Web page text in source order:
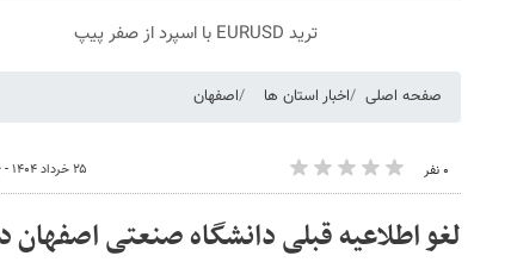
ترید EURUSD با اسپرد از صفر پیپ
صفحه اصلی اخبار استان ها اصفهان
۰ نفر ۲۵ خرداد ۱۴۰۴ - ۱۳:۴۶
لغو اطلاعیه قبلی دانشگاه صنعتی اصفهان